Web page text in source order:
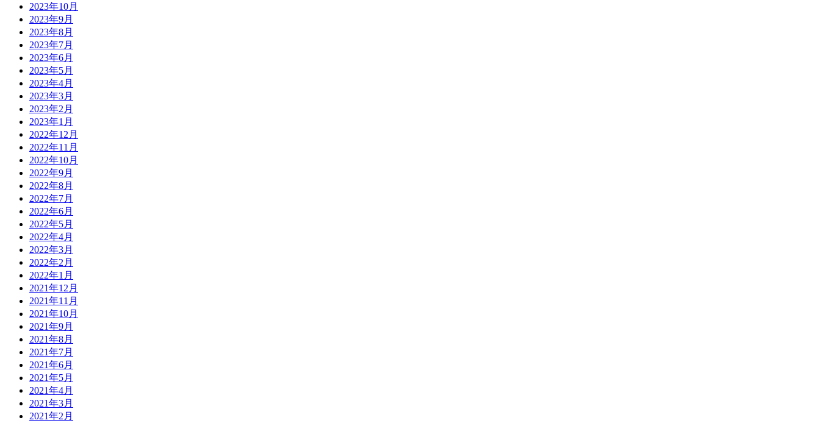
2023年10月
2023年9月
2023年8月
2023年7月
2023年6月
2023年5月
2023年4月
2023年3月
2023年2月
2023年1月
2022年12月
2022年11月
2022年10月
2022年9月
2022年8月
2022年7月
2022年6月
2022年5月
2022年4月
2022年3月
2022年2月
2022年1月
2021年12月
2021年11月
2021年10月
2021年9月
2021年8月
2021年7月
2021年6月
2021年5月
2021年4月
2021年3月
2021年2月